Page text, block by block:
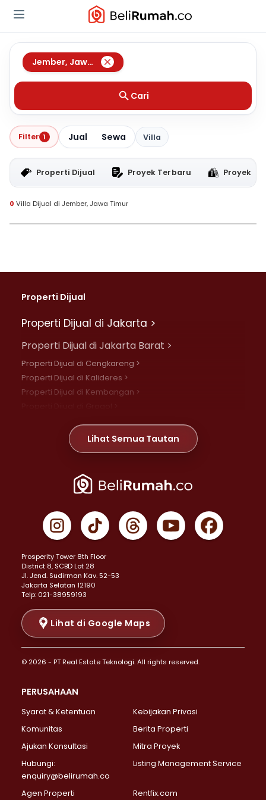
Jember, Jawa Timur
Cari
Filter 1 Jual Sewa Villa
Properti Dijual Proyek Terbaru Proyek
0 Villa Dijual di Jember, Jawa Timur
Properti Dijual
Properti Dijual di Jakarta >
Properti Dijual di Jakarta Barat >
Properti Dijual di Cengkareng >
Properti Dijual di Kalideres >
Properti Dijual di Kembangan >
Properti Dijual di Meruya >
Properti Dijual di Jelambar >
Properti Dijual di Jakarta Pusat >
Properti Dijual di Gambir >
Properti Dijual di Johar Baru >
Properti Dijual di Menteng >
Properti Dijual di Senen >
Properti Dijual di Tanah Abang >
Properti Dijual di Cikini >
Properti Dijual di Kramat >
Properti Dijual di Pasar Baru >
Properti Dijual di Bendungan Hilir >
Properti Dijual di Jakarta Selatan >
Properti Dijual di Lebak Bulus >
Properti Dijual di Gandaria Selatan >
Properti Dijual di Pondok Labu >
Properti Dijual di Lenteng Agung >
Properti Dijual di Senayan >
Properti Dijual di Pondok Pinang >
Lihat Semua Tautan
Prosperity Tower 8th Floor
District 8, SCBD Lot 28
JI. Jend. Sudirman Kav. 52-53
Jakarta Selatan 12190
Telp: 021-38959193
Lihat di Google Maps
© 2026 - PT Real Estate Teknologi. All rights reserved.
PERUSAHAAN
Syarat & Ketentuan
Kebijakan Privasi
Komunitas
Berita Properti
Ajukan Konsultasi
Mitra Proyek
Hubungi:
enquiry@belirumah.co
Listing Management Service
Agen Properti Rentfix.com